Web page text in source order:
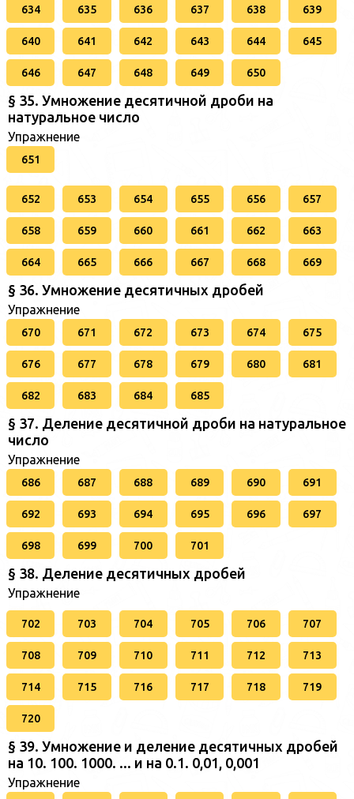
634 635 636 637 638 639
640 641 642 643 644 645
646 647 648 649 650
§ 35. Умножение десятичной дроби на
натуральное число
Упражнение
651
652 653 654 655 656 657
658 659 660 661 662 663
664 665 666 667 668 669
§ 36. Умножение десятичных дробей
Упражнение
670 671 672 673 674 675
676 677 678 679 680 681
682 683 684 685
§ 37. Деление десятичной дроби на натуральное
число
Упражнение
686 687 688 689 690 691
692 693 694 695 696 697
698 699 700 701
§ 38. Деление десятичных дробей
Упражнение
702 703 704 705 706 707
708 709 710 711 712 713
714 715 716 717 718 719
720
§ 39. Умножение и деление десятичных дробей
на 10. 100. 1000. ... и на 0.1. 0,01, 0,001
Упражнение